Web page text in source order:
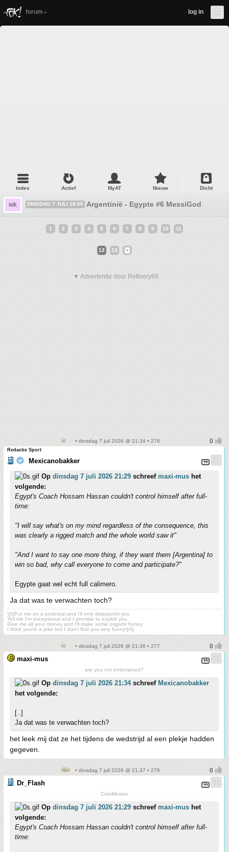
forum log in
Index Actief MyAT Nieuw Dicht
wk DINSDAG 7 JULI 18:00 Argentinië - Egypte #6 MessiGod
1 2 3 4 5 6 7 8 9 10 11
12 13
▼ Advertentie door Refinery89
• dinsdag 7 juli 2026 @ 21:34 • 276
Redactie Sport
Mexicanobakker
Op dinsdag 7 juli 2026 21:29 schreef maxi-mus het
volgende:
Egypt's Coach Hossam Hassan couldn't control himself after full-
time:
"I will say what's on my mind regardless of the consequence, this
was clearly a rigged match and the whole world saw it"
"And I want to say one more thing, if they want them [Argentina] to
win so bad, why call everyone to come and participate?"
Egypte gaat wel echt full calimero.
Ja dat was te verwachten toch?
\[i\]Put me on a pedestal and I'll only disappoint you
Tell me I'm exceptional and I promise to exploit you
Give me all your money and I'll make some origami honey
I think you're a joke but I don't find you very funny\[/i\]
• dinsdag 7 juli 2026 @ 21:36 • 277
maxi-mus
are you not entertained?
Op dinsdag 7 juli 2026 21:34schreef Mexicanobakker
het volgende:
[..]
Ja dat was te verwachten toch?
het leek mij dat ze het tijdens de wedstrijd al een plekje hadden
gegeven.
• dinsdag 7 juli 2026 @ 21:37 • 278
Dr_Flash
CoinMeister
Op dinsdag 7 juli 2026 21:29 schreef maxi-mus het
volgende:
Egypt's Coach Hossam Hassan couldn't control himself after full-
time: